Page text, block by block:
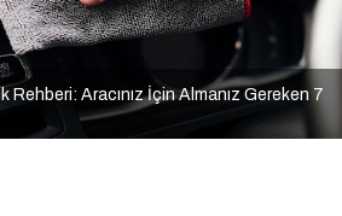
Rehberi: Aracınız İçin Almanız Gereken 7